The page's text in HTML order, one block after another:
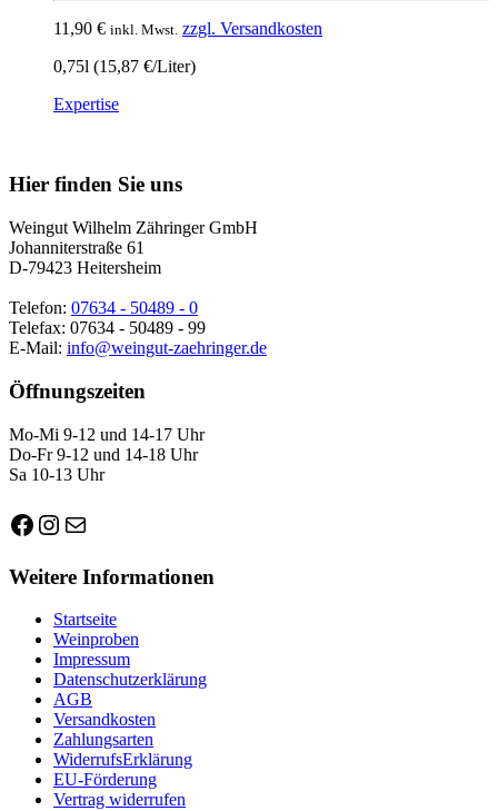
11,90 € inkl. Mwst. zzgl. Versandkosten
0,75l (15,87 €/Liter)
Expertise
oben
Hier finden Sie uns
Weingut Wilhelm Zähringer GmbH
Johanniterstraße 61
D-79423 Heitersheim
Telefon: 07634 - 50489 - 0
Telefax: 07634 - 50489 - 99
E-Mail: info@weingut-zaehringer.de
Öffnungszeiten
Mo-Mi 9-12 und 14-17 Uhr
Do-Fr 9-12 und 14-18 Uhr
Sa 10-13 Uhr
Facebook
Instagram
E-Mail
Weitere Informationen
Startseite
Weinproben
Impressum
Datenschutzerklärung
AGB
Versandkosten
Zahlungsarten
WiderrufsErklärung
EU-Förderung
Vertrag widerrufen